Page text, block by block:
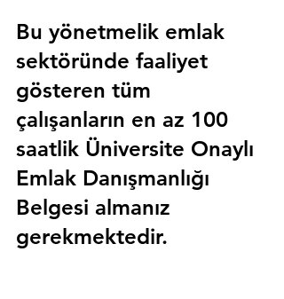
Bu yönetmelik emlak
sektöründe faaliyet
gösteren tüm
çalışanların en az 100
saatlik Üniversite Onaylı
Emlak Danışmanlığı
Belgesi almanız
gerekmektedir.